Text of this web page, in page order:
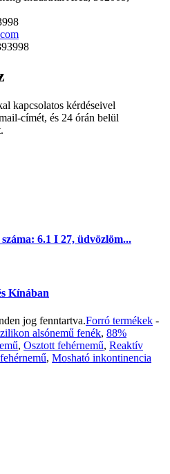
kapcsolatos kérdéseivel
címét, és 24 órán belül
6.1 I 27, üdvözlöm...
Kínában
jog fenntartva.Forró termékek -
alsónemű fenék, 88%
, Osztott fehérnemű, Reaktív
, Mosható inkontinencia